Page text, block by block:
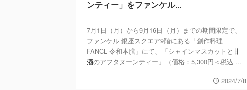
ンティー」をファンケル...
7月1日（月）から9月16日（月）までの期間限定で、
ファンケル 銀座スクエア9階にある「創作料理
FANCL 令和本膳」にて、「シャインマスカットと甘
酒のアフタヌーンティー」（価格：5,300円＜税込 ...
2024/7/8